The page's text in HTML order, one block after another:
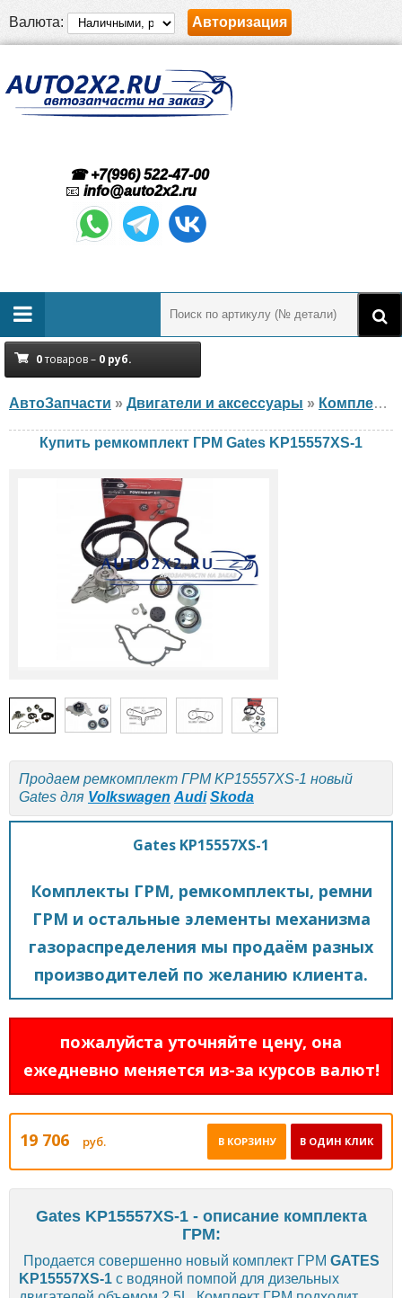
Валюта: Авторизация
☎ +7(996) 522-47-00
📧 info@auto2x2.ru
0товаров – 0 руб.
АвтоЗапчасти » Двигатели и аксессуары » Комплект ГРМ
Купить ремкомплект ГРМ Gates KP15557XS-1
Продаем ремкомплект ГРМ KP15557XS-1 новый
Gates для Volkswagen Audi Skoda
Gates KP15557XS-1
Комплекты ГРМ, ремкомплекты, ремни
ГРМ и остальные элементы механизма
газораспределения мы продаём разных
производителей по желанию клиента.
пожалуйста уточняйте цену, она
ежедневно меняется из-за курсов валют!
19 706 руб. В ОДИН КЛИК
В КОРЗИНУ
Gates KP15557XS-1 - описание комплекта
ГРМ:
Продается совершенно новый комплект ГРМ GATES
KP15557XS-1 с водяной помпой для дизельных